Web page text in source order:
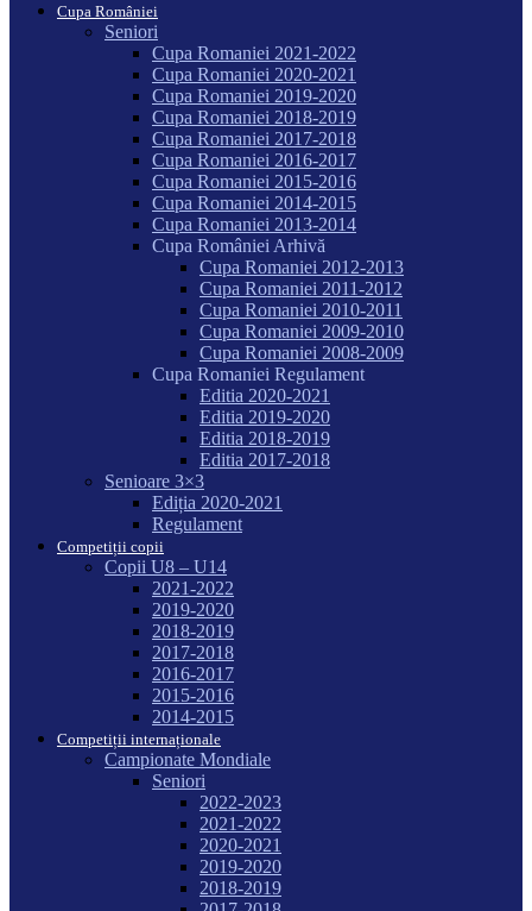
Cupa României
Seniori
Cupa Romaniei 2021-2022
Cupa Romaniei 2020-2021
Cupa Romaniei 2019-2020
Cupa Romaniei 2018-2019
Cupa Romaniei 2017-2018
Cupa Romaniei 2016-2017
Cupa Romaniei 2015-2016
Cupa Romaniei 2014-2015
Cupa Romaniei 2013-2014
Cupa României Arhivă
Cupa Romaniei 2012-2013
Cupa Romaniei 2011-2012
Cupa Romaniei 2010-2011
Cupa Romaniei 2009-2010
Cupa Romaniei 2008-2009
Cupa Romaniei Regulament
Editia 2020-2021
Editia 2019-2020
Editia 2018-2019
Editia 2017-2018
Senioare 3×3
Ediția 2020-2021
Regulament
Competiții copii
Copii U8 – U14
2021-2022
2019-2020
2018-2019
2017-2018
2016-2017
2015-2016
2014-2015
Competiții internaționale
Campionate Mondiale
Seniori
2022-2023
2021-2022
2020-2021
2019-2020
2018-2019